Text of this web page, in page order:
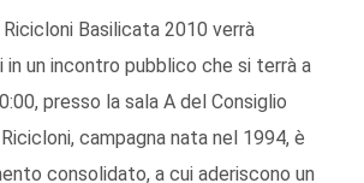
Ricicloni Basilicata 2010 verrà
un incontro pubblico che si terrà a
presso la sala A del Consiglio
campagna nata nel 1994, è
consolidato, a cui aderiscono un